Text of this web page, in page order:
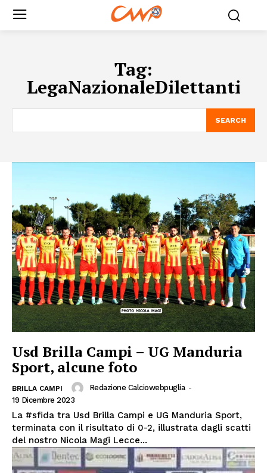
Tag:
LegaNazionaleDilettanti
SEARCH
Usd Brilla Campi – UG Manduria
Sport, alcune foto
BRILLA CAMPI Redazione Calciowebpuglia -
19 Dicembre 2023
La #sfida tra Usd Brilla Campi e UG Manduria Sport,
terminata con il risultato di 0-2, illustrata dagli scatti
del nostro Nicola Magi Lecce...